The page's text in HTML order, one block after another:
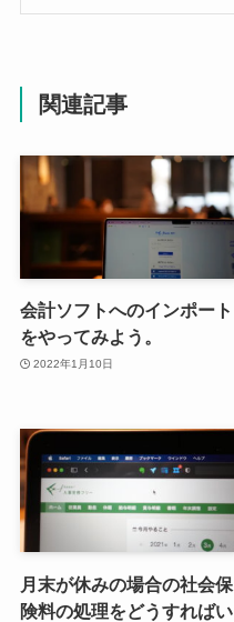
関連記事
会計ソフトへのインポート
をやってみよう。
2022年1月10日
月末が休みの場合の社会保
険料の処理をどうすればい